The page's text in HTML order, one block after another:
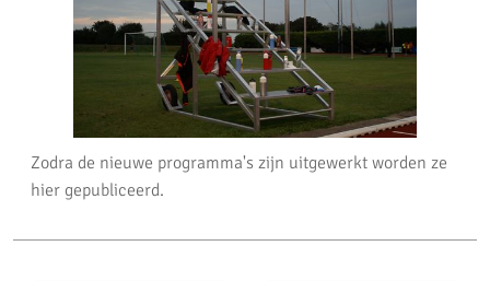
Zodra de nieuwe programma's zijn uitgewerkt worden ze
hier gepubliceerd.